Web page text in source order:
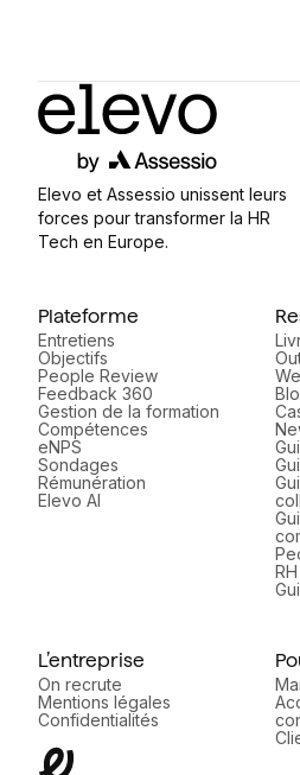
Elevo et Assessio unissent leurs
forces pour transformer la HR
Tech en Europe.
Plateforme
Entretiens
Objectifs
People Review
Feedback 360
Gestion de la formation
Compétences
eNPS
Sondages
Rémunération
Elevo AI
L’entreprise
On recrute
Mentions légales
Confidentialités